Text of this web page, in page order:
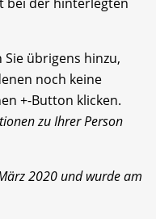
übrigens hinzu,
noch keine
+-Button klicken.
zu Ihrer Person
2020 und wurde am